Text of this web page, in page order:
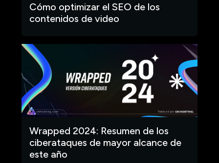
Cómo optimizar el SEO de los
contenidos de video
Wrapped 2024: Resumen de los
ciberataques de mayor alcance de
este año